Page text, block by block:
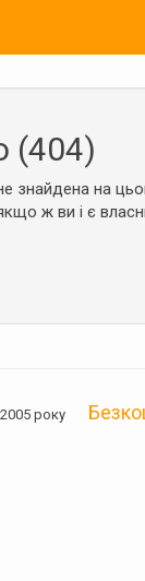
(404)
знайдена на
ж ви і є
2005 року